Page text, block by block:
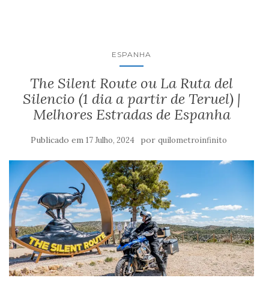
ESPANHA
The Silent Route ou La Ruta del
Silencio (1 dia a partir de Teruel) |
Melhores Estradas de Espanha
Publicado em 17 Julho, 2024 por quilometroinfinito